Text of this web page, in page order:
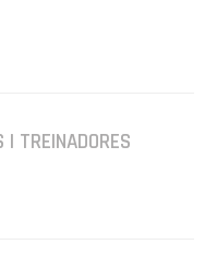
TREINADORES